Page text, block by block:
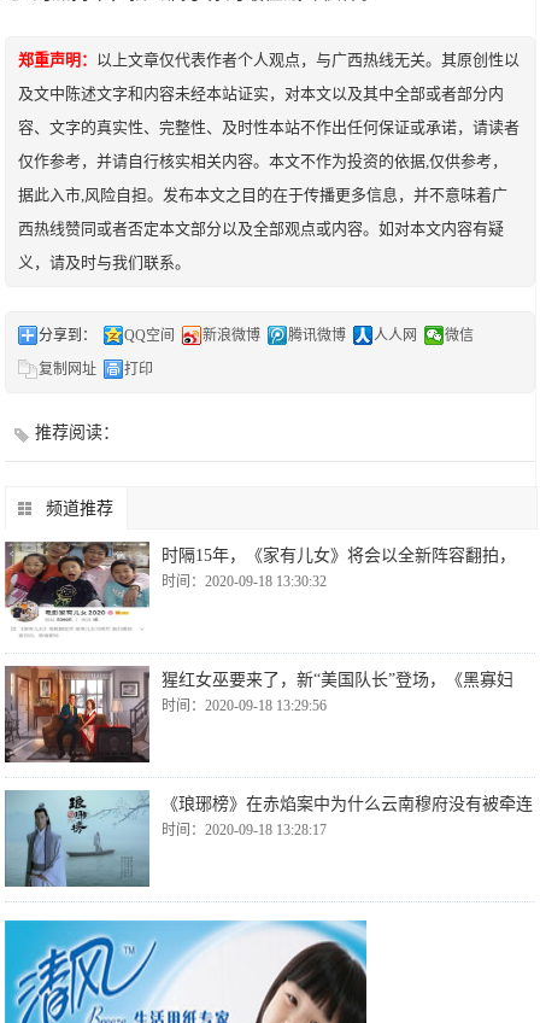
郑重声明： 以上文章仅代表作者个人观点，与广西热线无关。其原创性以
及文中陈述文字和内容未经本站证实，对本文以及其中全部或者部分内
容、文字的真实性、完整性、及时性本站不作出任何保证或承诺，请读者
仅作参考，并请自行核实相关内容。本文不作为投资的依据,仅供参考，
据此入市,风险自担。发布本文之目的在于传播更多信息，并不意味着广
西热线赞同或者否定本文部分以及全部观点或内容。如对本文内容有疑
义，请及时与我们联系。
分享到： QQ空间 新浪微博 腾讯微博 人人网
微信
复制网址
打印
推荐阅读：
频道推荐
时隔15年，《家有儿女》将会以全新阵容翻拍，
时间：2020-09-18 13:30:32
猩红女巫要来了，新“美国队长”登场，《黑寡妇
时间：2020-09-18 13:29:56
《琅琊榜》在赤焰案中为什么云南穆府没有被牵连
时间：2020-09-18 13:28:17